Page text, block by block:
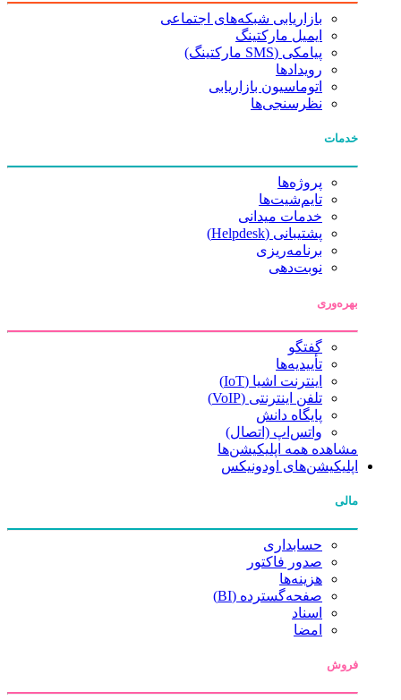
بازاریابی شبکه‌های اجتماعی
ایمیل مارکتینگ
پیامکی (SMS مارکتینگ)
رویدادها
اتوماسیون بازاریابی
نظرسنجی‌ها
خدمات
پروژه‌ها
تایم‌شیت‌ها
خدمات میدانی
پشتیبانی (Helpdesk)
برنامه‌ریزی
نوبت‌دهی
بهره‌وری
گفتگو
تأییدیه‌ها
اینترنت اشیا (IoT)
تلفن اینترنتی (VoIP)
پایگاه دانش
واتس‌اپ (اتصال)
مشاهده همه اپلیکیشن‌ها
اپلیکیشن‌های اودونیکس
مالی
حسابداری
صدور فاکتور
هزینه‌ها
صفحه‌گسترده (BI)
اسناد
امضا
فروش